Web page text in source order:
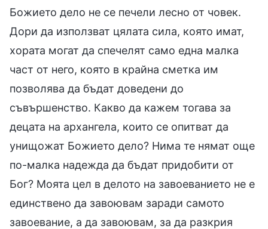
Божието дело не се печели лесно от човек.
Дори да използват цялата сила, която имат,
хората могат да спечелят само една малка
част от него, която в крайна сметка им
позволява да бъдат доведени до
съвършенство. Какво да кажем тогава за
децата на архангела, които се опитват да
унищожат Божието дело? Нима те нямат още
по-малка надежда да бъдат придобити от
Бог? Моята цел в делото на завоеванието не е
единствено да завоювам заради самото
завоевание, а да завоювам, за да разкрия